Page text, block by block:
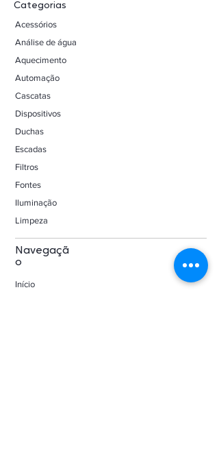
Categorias
Acessórios
Análise de água
Aquecimento
Automação
Cascatas
Dispositivos
Duchas
Escadas
Filtros
Fontes
Iluminação
Limpeza
Navegaçã
o
Início